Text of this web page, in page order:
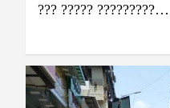
??? ????? ?????????…